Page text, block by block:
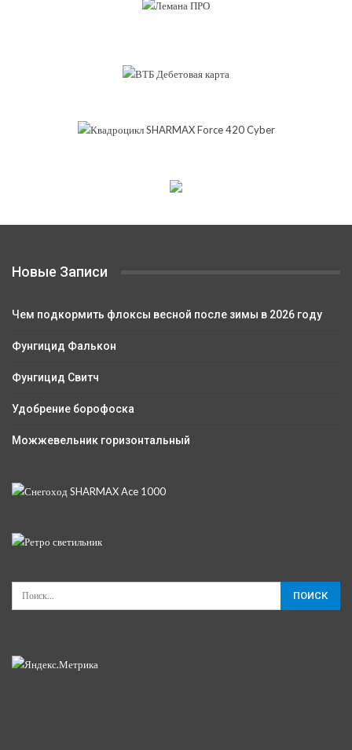
Новые Записи
Чем подкормить флоксы весной после зимы в 2026 году
Фунгицид Фалькон
Фунгицид Свитч
Удобрение борофоска
Можжевельник горизонтальный